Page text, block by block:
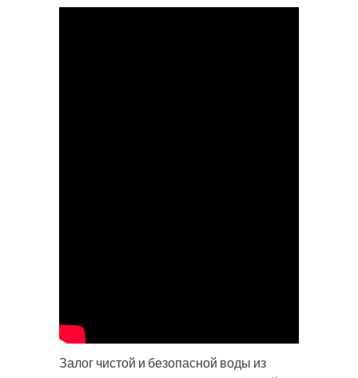
Залог чистой и безопасной воды из